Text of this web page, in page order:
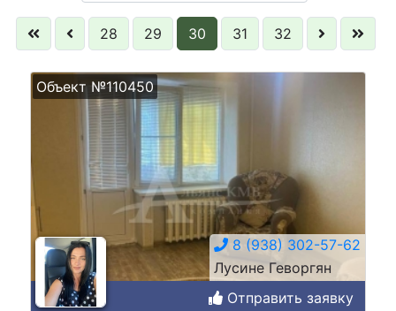
28 29 30 31 32
Объект №110450
8 (938) 302-57-62
Лусине Геворгян
Отправить заявку